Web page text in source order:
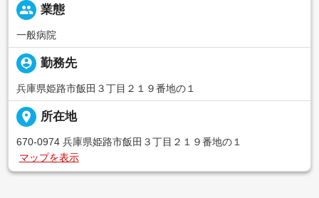
people 業態
一般病院
person_pin 勤務先
兵庫県姫路市飯田３丁目２１９番地の１
place 所在地
670-0974 兵庫県姫路市飯田３丁目２１９番地の１
マップを表示